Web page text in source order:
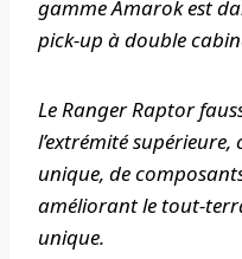
gamme Amarok est
pick-up à double
Le Ranger Raptor
l’extrémité
unique, de
améliorant le tout-
unique.